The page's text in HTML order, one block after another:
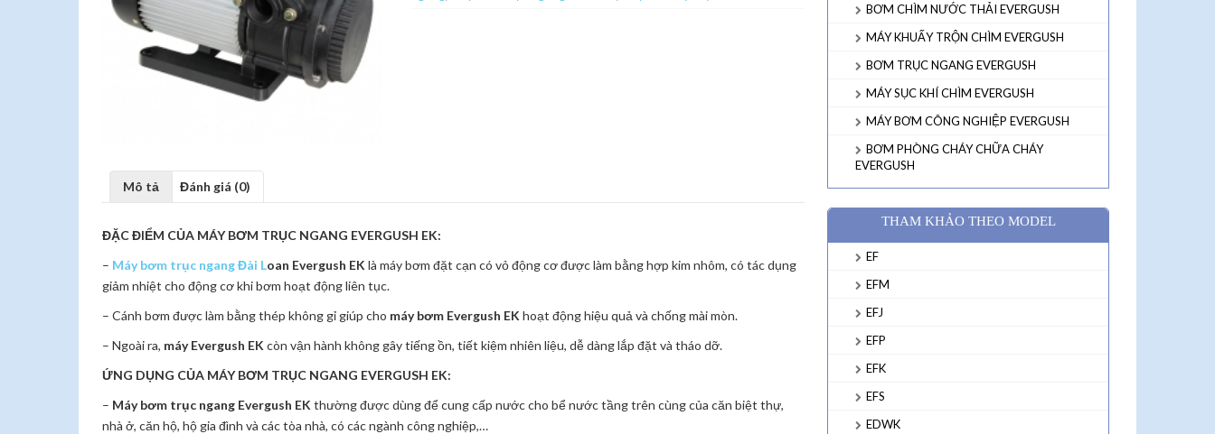
Mô tả Đánh giá (0)
ĐẶC ĐIỂM CỦA MÁY BƠM TRỤC NGANG EVERGUSH EK:
– Máy bơm trục ngang Đài Loan Evergush EK là máy bơm đặt cạn có vỏ động cơ được làm bằng hợp kim nhôm, có tác dụng
giảm nhiệt cho động cơ khi bơm hoạt động liên tục.
– Cánh bơm được làm bằng thép không gỉ giúp cho máy bơm Evergush EK hoạt động hiệu quả và chống mài mòn.
– Ngoài ra, máy Evergush EK còn vận hành không gây tiếng ồn, tiết kiệm nhiên liệu, dễ dàng lắp đặt và tháo dỡ.
ỨNG DỤNG CỦA MÁY BƠM TRỤC NGANG EVERGUSH EK:
– Máy bơm trục ngang Evergush EK thường được dùng để cung cấp nước cho bể nước tầng trên cùng của căn biệt thự,
nhà ở, căn hộ, hộ gia đình và các tòa nhà, có các ngành công nghiệp,…
BƠM CHÌM NƯỚC THẢI EVERGUSH
MÁY KHUẤY TRỘN CHÌM EVERGUSH
BƠM TRỤC NGANG EVERGUSH
MÁY SỤC KHÍ CHÌM EVERGUSH
MÁY BƠM CÔNG NGHIỆP EVERGUSH
BƠM PHÒNG CHÁY CHỮA CHÁY
EVERGUSH
THAM KHẢO THEO MODEL
EF
EFM
EFJ
EFP
EFK
EFS
EDWK